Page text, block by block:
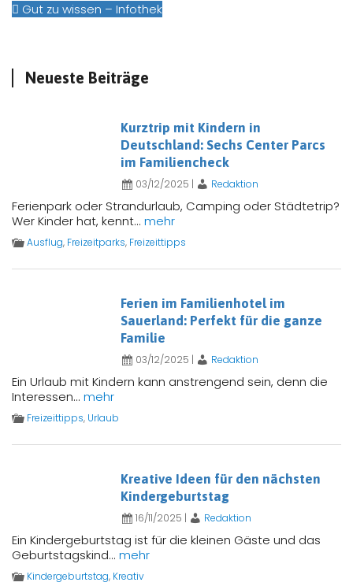
Gut zu wissen – Infothek
Neueste Beiträge
Kurztrip mit Kindern in
Deutschland: Sechs Center Parcs
im Familiencheck
03/12/2025 | Redaktion
Ferienpark oder Strandurlaub, Camping oder Städtetrip?
Wer Kinder hat, kennt... mehr
Ausflug, Freizeitparks, Freizeittipps
Ferien im Familienhotel im
Sauerland: Perfekt für die ganze
Familie
03/12/2025 | Redaktion
Ein Urlaub mit Kindern kann anstrengend sein, denn die
Interessen... mehr
Freizeittipps, Urlaub
Kreative Ideen für den nächsten
Kindergeburtstag
16/11/2025 | Redaktion
Ein Kindergeburtstag ist für die kleinen Gäste und das
Geburtstagskind... mehr
Kindergeburtstag, Kreativ